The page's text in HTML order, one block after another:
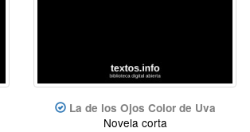
La de los Ojos Color de Uva
Novela corta